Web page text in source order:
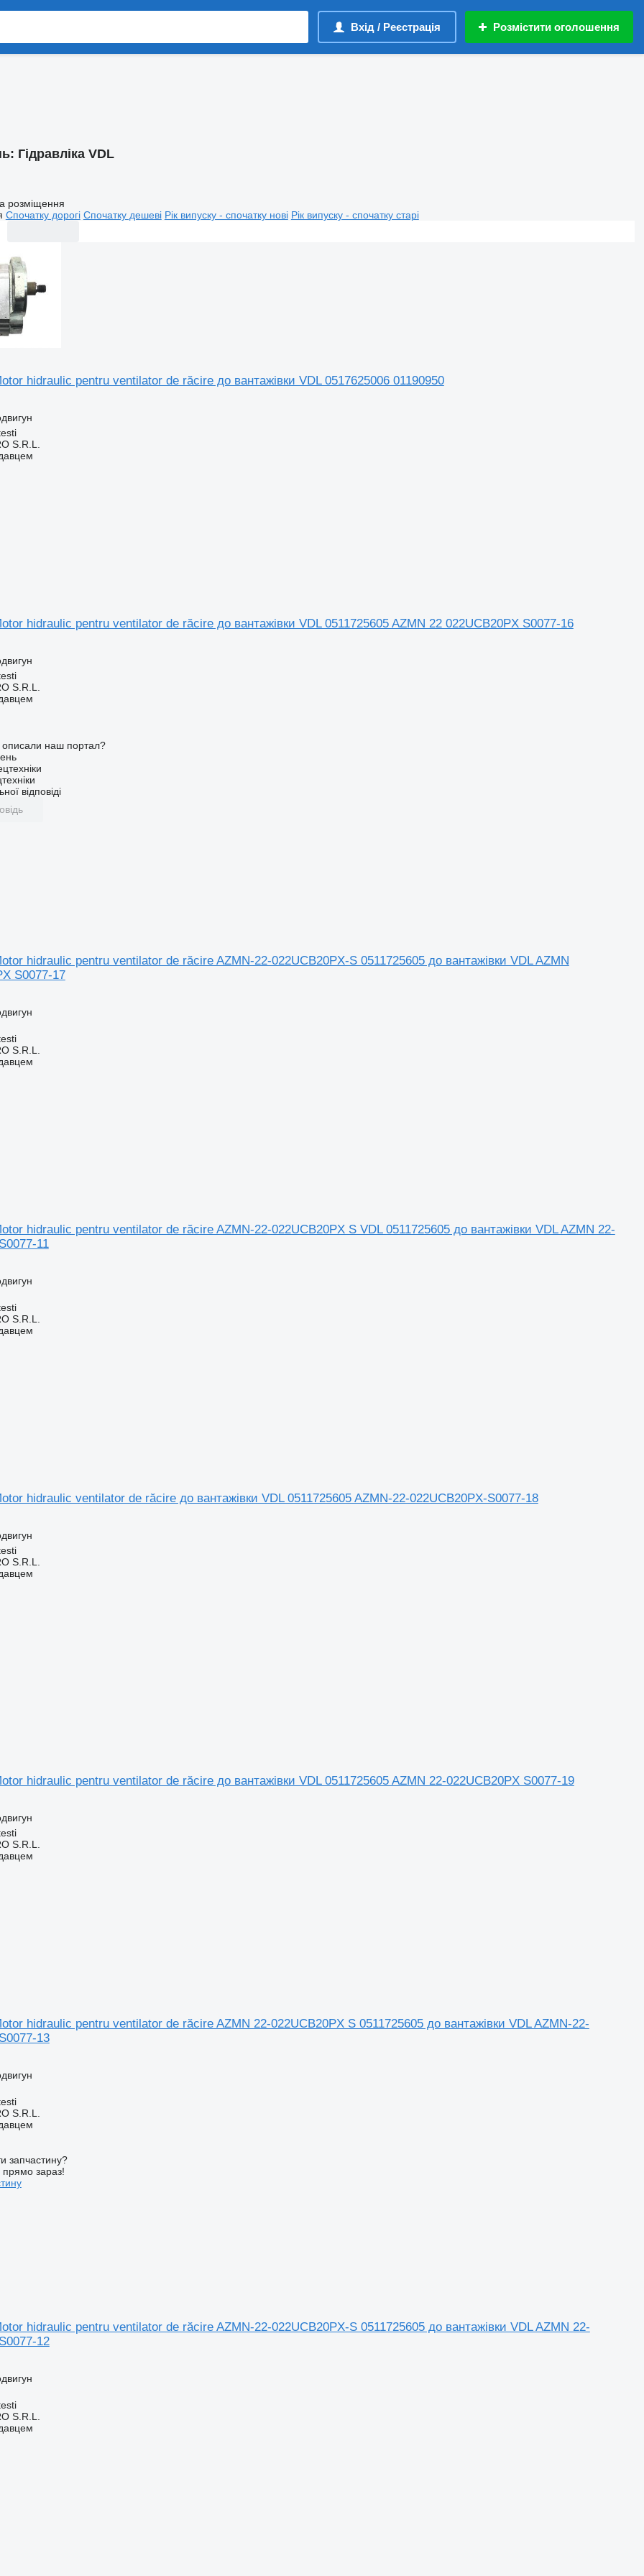
Вхід / Реєстрація Розмістити оголошення
Гідравліка VDL
розміщення
Спочатку дорогі Спочатку дешеві Рік випуску - спочатку нові Рік випуску - спочатку старі
hidraulic pentru ventilator de răcire до вантажівки VDL 0517625006 01190950
S.R.L.
hidraulic pentru ventilator de răcire до вантажівки VDL 0511725605 AZMN 22 022UCB20PX S0077-16
S.R.L.
описали наш портал?
відповіді
hidraulic pentru ventilator de răcire AZMN-22-022UCB20PX-S 0511725605 до вантажівки VDL AZMN
S0077-17
S.R.L.
hidraulic pentru ventilator de răcire AZMN-22-022UCB20PX S VDL 0511725605 до вантажівки VDL AZMN 22-
11
S.R.L.
hidraulic ventilator de răcire до вантажівки VDL 0511725605 AZMN-22-022UCB20PX-S0077-18
S.R.L.
hidraulic pentru ventilator de răcire до вантажівки VDL 0511725605 AZMN 22-022UCB20PX S0077-19
S.R.L.
hidraulic pentru ventilator de răcire AZMN 22-022UCB20PX S 0511725605 до вантажівки VDL AZMN-22-
13
S.R.L.
запчастину?
прямо зараз!
hidraulic pentru ventilator de răcire AZMN-22-022UCB20PX-S 0511725605 до вантажівки VDL AZMN 22-
12
S.R.L.